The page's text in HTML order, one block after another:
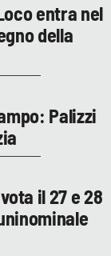
entra nel
della
Palizzi
il 27 e 28